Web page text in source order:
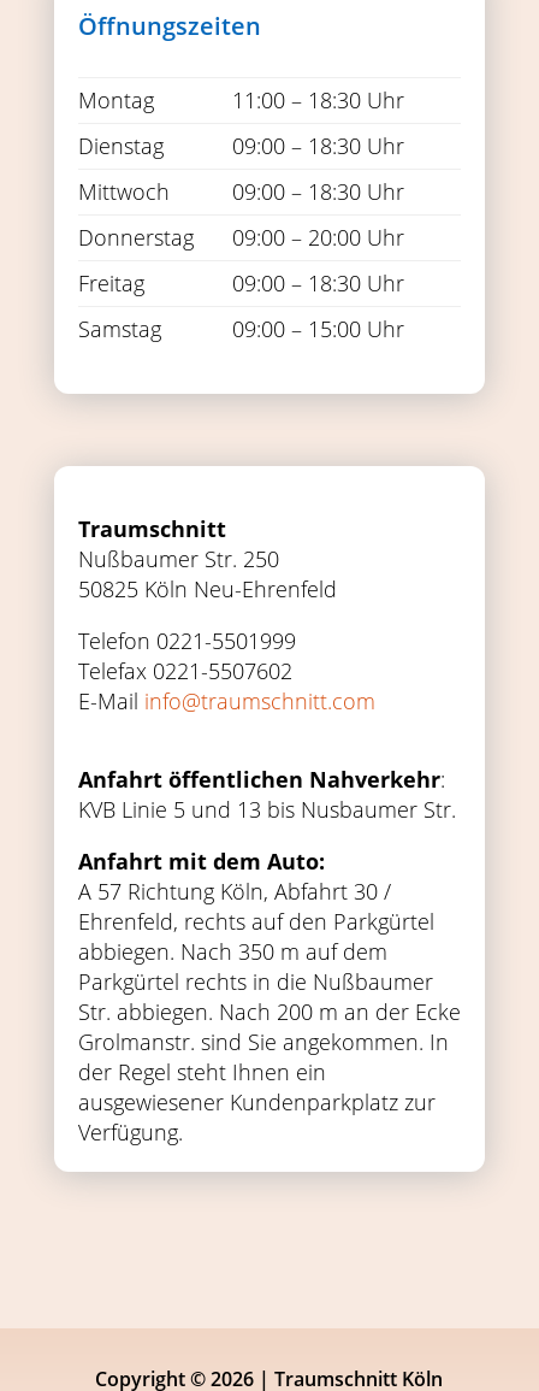
Öffnungszeiten
Montag
11:00 – 18:30 Uhr
Dienstag
09:00 – 18:30 Uhr
Mittwoch
09:00 – 18:30 Uhr
Donnerstag
09:00 – 20:00 Uhr
Freitag
09:00 – 18:30 Uhr
Samstag
09:00 – 15:00 Uhr
Traumschnitt
Nußbaumer Str. 250
50825 Köln Neu-Ehrenfeld
Telefon 0221-5501999
Telefax 0221-5507602
E-Mail info@traumschnitt.com
Anfahrt öffentlichen Nahverkehr:
KVB Linie 5 und 13 bis Nusbaumer Str.
Anfahrt mit dem Auto:
A 57 Richtung Köln, Abfahrt 30 /
Ehrenfeld, rechts auf den Parkgürtel
abbiegen. Nach 350 m auf dem
Parkgürtel rechts in die Nußbaumer
Str. abbiegen. Nach 200 m an der Ecke
Grolmanstr. sind Sie angekommen. In
der Regel steht Ihnen ein
ausgewiesener Kundenparkplatz zur
Verfügung.
Copyright © 2026 | Traumschnitt Köln